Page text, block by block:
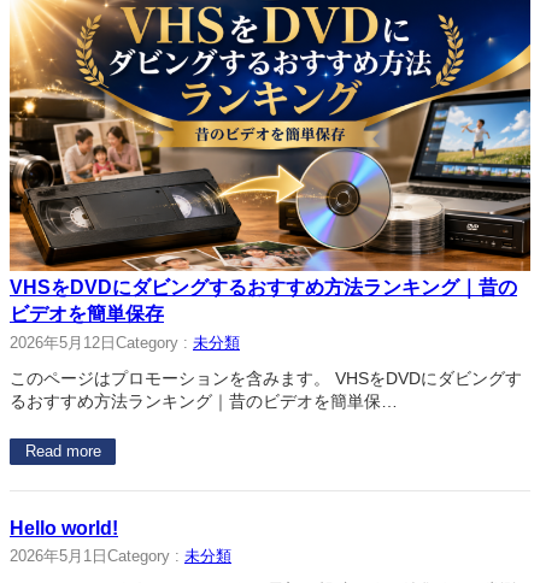
VHSをDVDにダビングするおすすめ方法ランキング｜昔の
ビデオを簡単保存
2026年5月12日 Category : 未分類
このページはプロモーションを含みます。 VHSをDVDにダビングす
るおすすめ方法ランキング｜昔のビデオを簡単保…
Read more
Hello world!
2026年5月1日 Category : 未分類